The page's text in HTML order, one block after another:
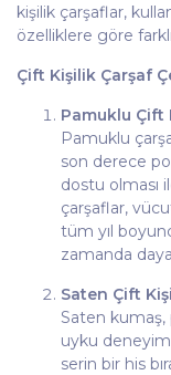
kişilik çarşaflar,
özelliklere göre
Çift Kişilik Çarşaf
Pamuklu Çift
Pamuklu
son derece
dostu olması
çarşaflar,
tüm yıl
zamanda
Saten Çift
Saten kumaş,
uyku
serin bir his